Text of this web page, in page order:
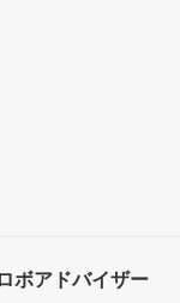
ロボアドバイザー